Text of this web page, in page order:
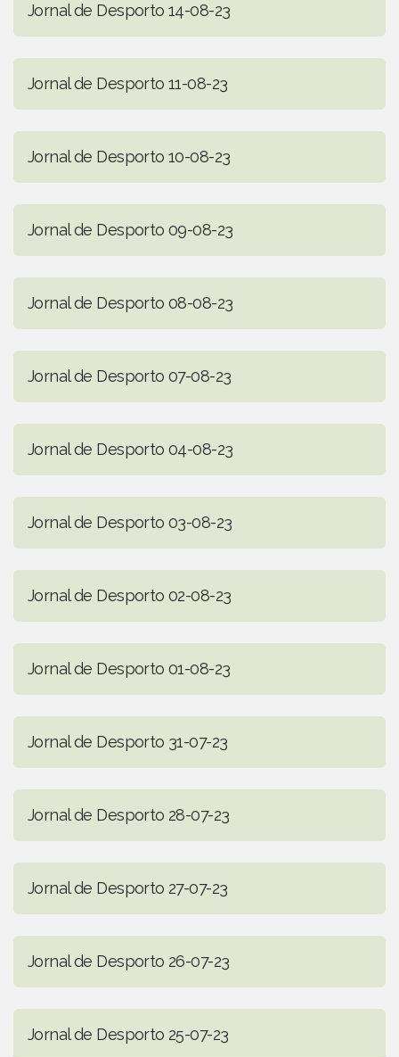
Jornal de Desporto 14-08-23
Jornal de Desporto 11-08-23
Jornal de Desporto 10-08-23
Jornal de Desporto 09-08-23
Jornal de Desporto 08-08-23
Jornal de Desporto 07-08-23
Jornal de Desporto 04-08-23
Jornal de Desporto 03-08-23
Jornal de Desporto 02-08-23
Jornal de Desporto 01-08-23
Jornal de Desporto 31-07-23
Jornal de Desporto 28-07-23
Jornal de Desporto 27-07-23
Jornal de Desporto 26-07-23
Jornal de Desporto 25-07-23